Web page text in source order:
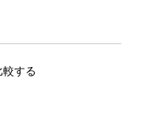
較する